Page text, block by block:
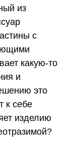
из
с
какую-то
и
это
к себе
изделию